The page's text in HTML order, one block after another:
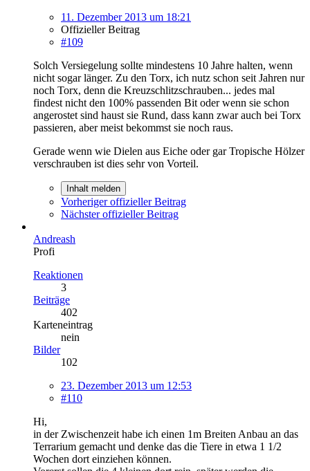
11. Dezember 2013 um 18:21
Offizieller Beitrag
#109
Solch Versiegelung sollte mindestens 10 Jahre halten, wenn
nicht sogar länger. Zu den Torx, ich nutz schon seit Jahren nur
noch Torx, denn die Kreuzschlitzschrauben... jedes mal
findest nicht den 100% passenden Bit oder wenn sie schon
angerostet sind haust sie Rund, dass kann zwar auch bei Torx
passieren, aber meist bekommst sie noch raus.
Gerade wenn wie Dielen aus Eiche oder gar Tropische Hölzer
verschrauben ist dies sehr von Vorteil.
Inhalt melden
Vorheriger offizieller Beitrag
Nächster offizieller Beitrag
Andreash
Profi
Reaktionen
3
Beiträge
402
Karteneintrag
nein
Bilder
102
23. Dezember 2013 um 12:53
#110
Hi,
in der Zwischenzeit habe ich einen 1m Breiten Anbau an das
Terrarium gemacht und denke das die Tiere in etwa 1 1/2
Wochen dort einziehen können.